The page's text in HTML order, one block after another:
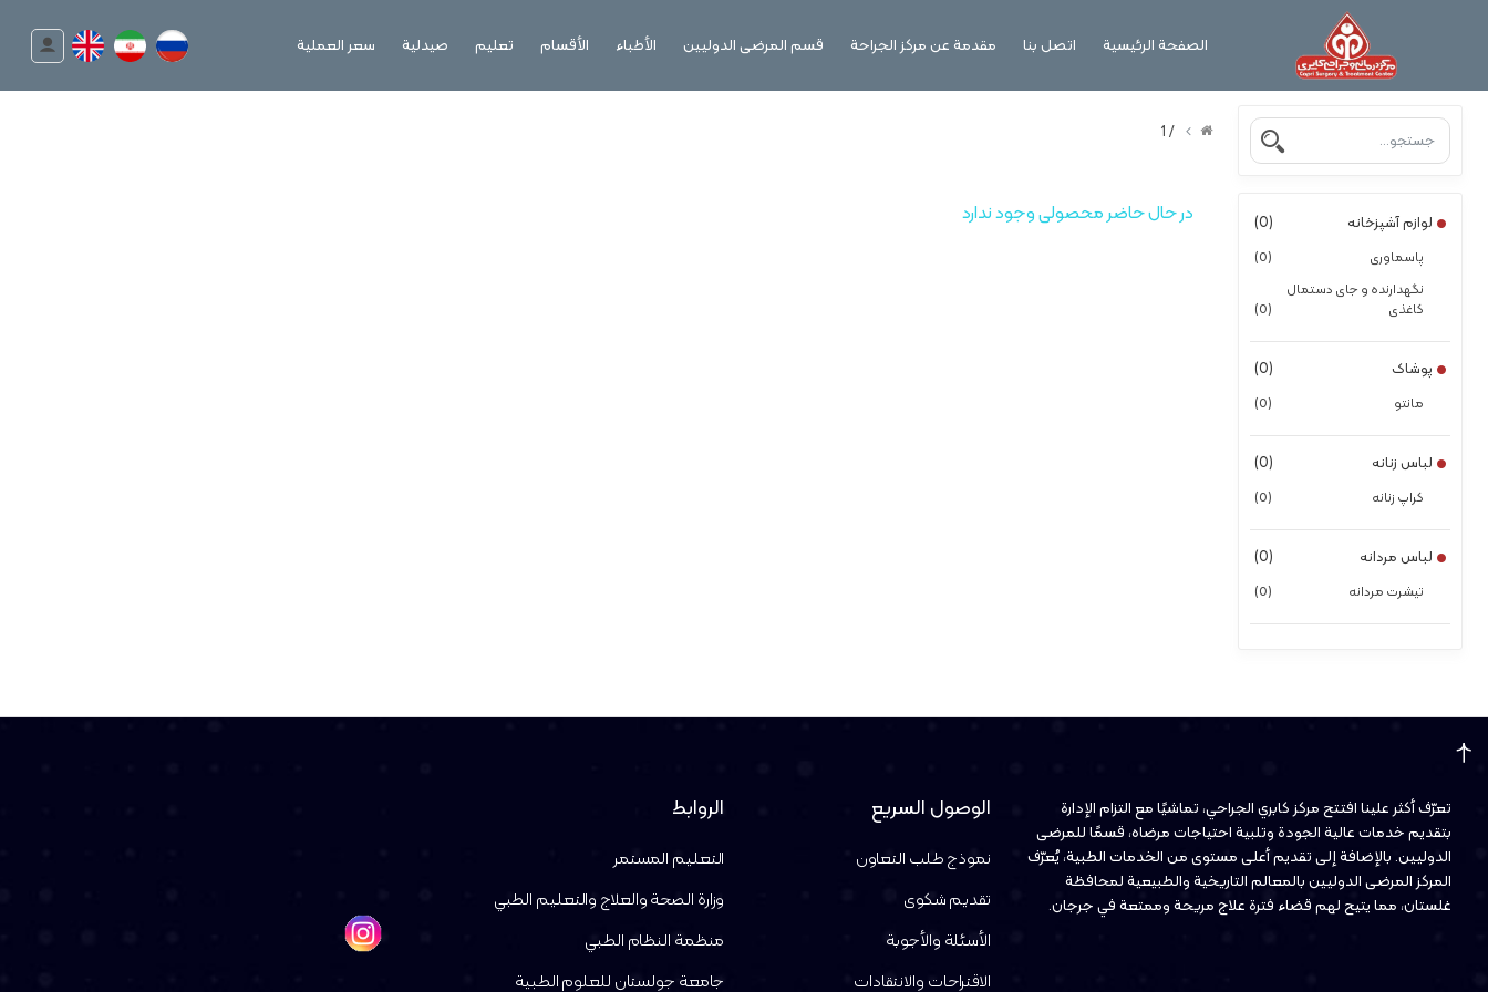
الصفحة الرئيسية اتصل بنا مقدمة عن مركز الجراحة قسم المرضى الدوليين الأطباء الأقسام تعليم صيدلية سعر العملیة
لوازم آشپزخانه (0)
پاسماوری
(0)
نگهدارنده و جای دستمال
کاغذی
(0)
پوشاک (0)
مانتو (0)
لباس زنانه (0)
کراپ زنانه (0)
لباس مردانه (0)
تیشرت مردانه (0)
/ 1
در حال حاضر محصولی وجود ندارد
تعرّف أكثر علينا افتتح مركز كابري الجراحي، تماشيًا مع التزام الإدارة
بتقديم خدمات عالية الجودة وتلبية احتياجات مرضاه، قسمًا للمرضى
الدوليين. بالإضافة إلى تقديم أعلى مستوى من الخدمات الطبية، يُعرّف
المركز المرضى الدوليين بالمعالم التاريخية والطبيعية لمحافظة
غلستان، مما يتيح لهم قضاء فترة علاج مريحة وممتعة في جرجان.
الوصول السريع
نموذج طلب التعاون
تقديم شكوى
الأسئلة والأجوبة
الاقتراحات والانتقادات
الروابط
التعليم المستمر
وزارة الصحة والعلاج والتعليم الطبي
منظمة النظام الطبي
جامعة جولستان للعلوم الطبية